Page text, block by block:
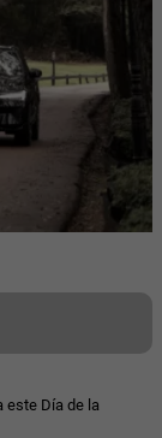
este Día de la